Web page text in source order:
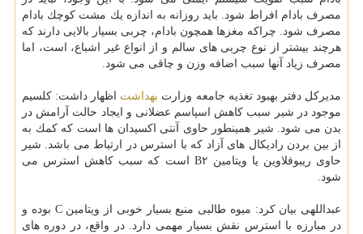
مصرف بادام افراط شود. باید روزانه به اندازه یك مشت كوچك بادام
مصرف شود. چراكه مغزها همچون بادام، چربی بسیار بالایی دارند كه
هرچند بیشتر از نوع چربی های سالم و از انواع غیر اشباع، است، اما
مصرف زیاد آنها سبب اضافه وزن و چاقی می شود.
مدیركل دفتر بهبود تغذیه جامعه وزارت بهداشت اظهار داشت: كلسیم
موجود در شیر سبب كاهش اسپاسم عضلانی و ایجاد حالت آرامش در
بدن می شود. شیر همینطور حاوی آنتی اكسیدان ها است كه كمك به
از بین بردن رادیكال های آزاد كه با استرس در ارتباط می باشد. شیر
حاوی ریبوفلاوین یا ویتامین B۲ است كه سبب كاهش استرس می
شود.
عبداللهی بیان كرد: میوه طالبی منبع بسیار خوبی از ویتامین C بوده و
در مبارزه با استرس نقش بسیار مهمی دارد. در واقع، در دوره های